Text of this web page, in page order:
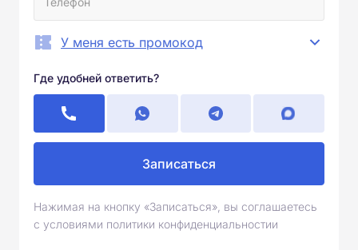
У меня есть промокод
Где удобней ответить?
Записаться
Нажимая на кнопку «Записаться», вы соглашаетесь
с условиями политики конфиденциальностии